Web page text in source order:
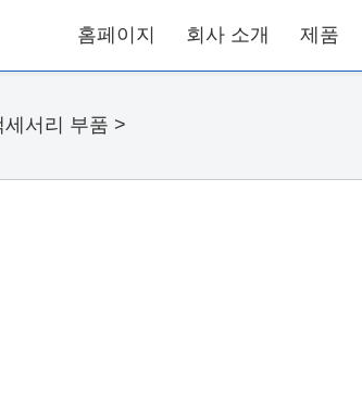
홈페이지 회사 소개 제품
세서리 부품 >